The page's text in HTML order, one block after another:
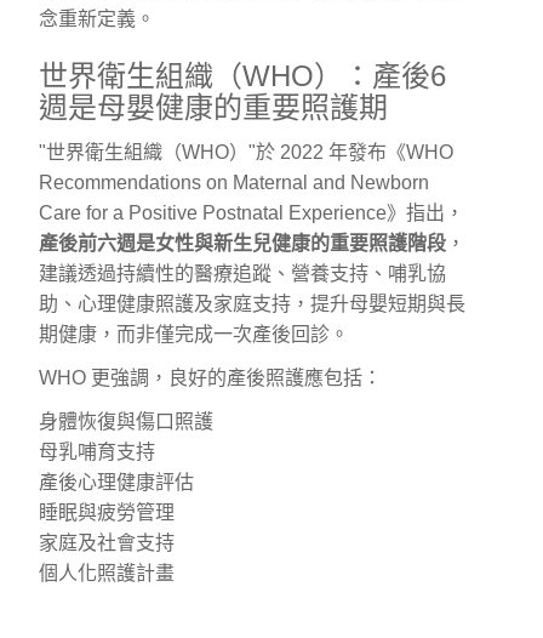
念重新定義。
世界衛生組織（WHO）：產後6
週是母嬰健康的重要照護期
"世界衛生組織（WHO）"於 2022 年發布《WHO
Recommendations on Maternal and Newborn
Care for a Positive Postnatal Experience》指出，
產後前六週是女性與新生兒健康的重要照護階段 ，
建議透過持續性的醫療追蹤、營養支持、哺乳協
助、心理健康照護及家庭支持，提升母嬰短期與長
期健康，而非僅完成一次產後回診。
WHO 更強調，良好的產後照護應包括：
身體恢復與傷口照護
母乳哺育支持
產後心理健康評估
睡眠與疲勞管理
家庭及社會支持
個人化照護計畫